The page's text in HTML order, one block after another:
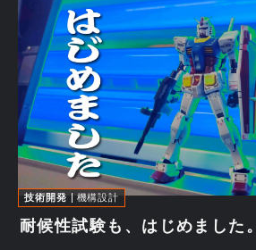
技術開発 機構設計
耐候性試験も、はじめました。